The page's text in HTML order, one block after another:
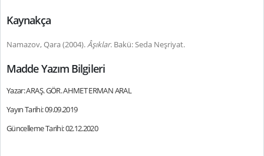
Kaynakça
Namazov, Qara (2004).Âşıklar. Bakü: Seda Neşriyat.
Madde Yazım Bilgileri
Yazar: ARAŞ. GÖR. AHMET ERMAN ARAL
Yayın Tarihi: 09.09.2019
Güncelleme Tarihi: 02.12.2020